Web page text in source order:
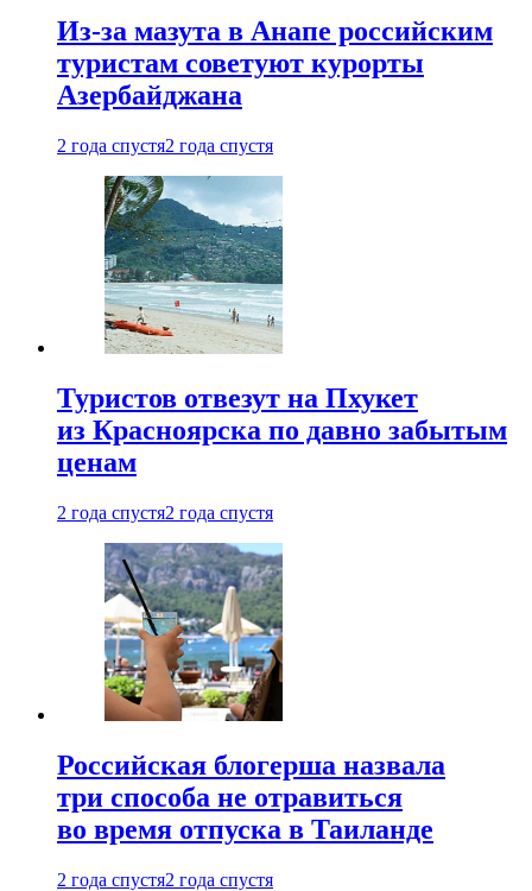
Из-за мазута в Анапе российским
туристам советуют курорты
Азербайджана
2 года спустя2 года спустя
Туристов отвезут на Пхукет
из Красноярска по давно забытым
ценам
2 года спустя2 года спустя
Российская блогерша назвала
три способа не отравиться
во время отпуска в Таиланде
2 года спустя2 года спустя